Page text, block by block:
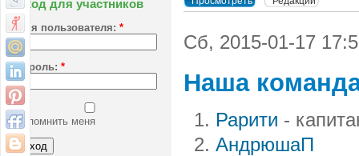
Вход для участников
Имя пользователя: *
Пароль: *
Запомнить меня
Сб, 2015-01-17
Наша
Рарити -
АндрюшаП